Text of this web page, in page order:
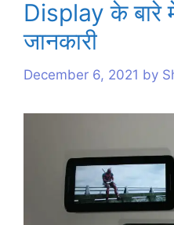
Display के बारे
जानकारी
December 6, 2021 by
s